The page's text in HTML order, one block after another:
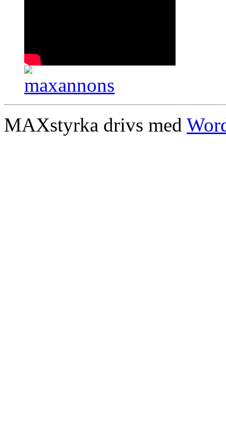
MAXstyrka drivs med